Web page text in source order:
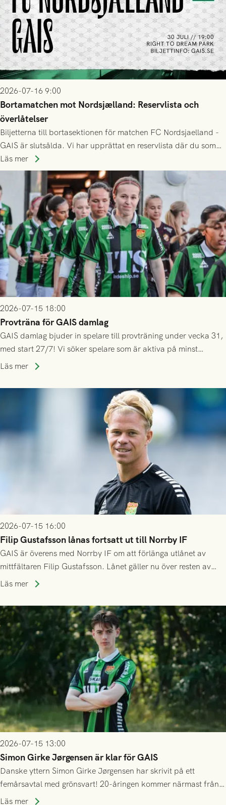
2026-07-16 9:00
Bortamatchen mot Nordsjælland: Reservlista och
överlåtelser
Biljetterna till bortasektionen för matchen FC Nordsjaelland -
GAIS är slutsålda. Vi har upprättat en reservlista där du som
ännu inte har någon biljett kan anmäla ditt intresse. Du kan
inte själv överlåta din biljett till någon annan.
Läs mer
2026-07-15 18:00
Provträna för GAIS damlag
GAIS damlag bjuder in spelare till provträning under vecka 31,
med start 27/7! Vi söker spelare som är aktiva på minst
division 3-nivå.
Läs mer
2026-07-15 16:00
Filip Gustafsson lånas fortsatt ut till Norrby IF
GAIS är överens med Norrby IF om att förlänga utlånet av
mittfältaren Filip Gustafsson. Lånet gäller nu över resten av
säsongen 2026.
Läs mer
2026-07-15 13:00
Simon Girke Jørgensen är klar för GAIS
Danske yttern Simon Girke Jørgensen har skrivit på ett
femårsavtal med grönsvart! 20-åringen kommer närmast från
spel i färöiska Skála IF.
Läs mer